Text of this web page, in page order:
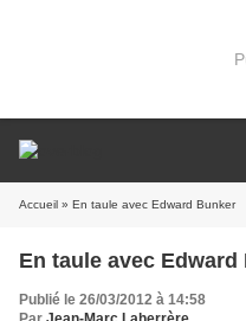
Accueil » En taule avec Edward Bunker
En taule avec Edward
Publié le 26/03/2012 à 14:58